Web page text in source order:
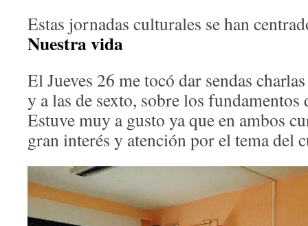
Estas jornadas culturales se han
Nuestra vida
El Jueves 26 me tocó dar sendas
y a las de sexto, sobre los
Estuve muy a gusto ya que en ambos
gran interés y atención por el tema del